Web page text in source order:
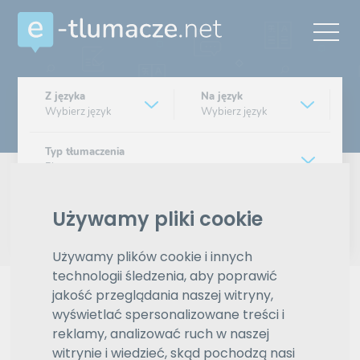
Używamy pliki cookie
Używamy plików cookie i innych
technologii śledzenia, aby poprawić
jakość przeglądania naszej witryny,
wyświetlać spersonalizowane treści i
reklamy, analizować ruch w naszej
witrynie i wiedzieć, skąd pochodzą nasi
Z języka
Wybierz język
Na język
Wybierz język
Typ tłumaczenia
Pisemne czy ustne
Znajdź tłumacza
Wyszukiwanie zaawansowane
Reklama
ZAMÓW REKLAMĘ W TYM MIEJSCU